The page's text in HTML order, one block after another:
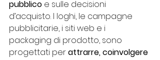
pubblico e sulle decisioni
d’acquisto. I loghi, le campagne
pubblicitarie, i siti web e i
packaging di prodotto, sono
progettati per attrarre, coinvolgere